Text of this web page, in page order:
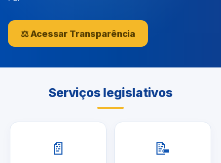
⚖ Acessar Transparência
Serviços legislativos
📄 📝